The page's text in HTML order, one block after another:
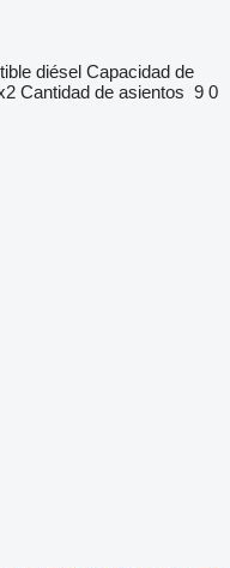
diésel Capacidad de
Cantidad de asientos 9 0